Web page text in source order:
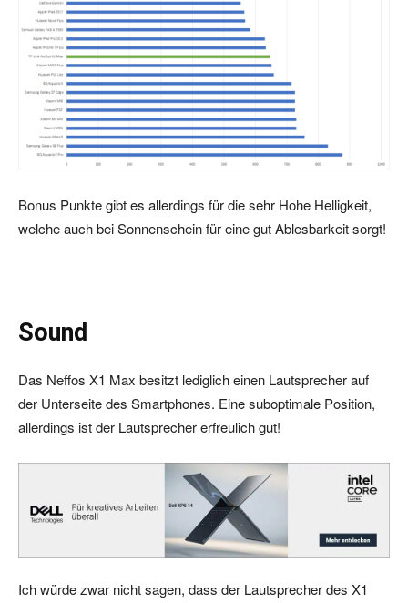
Bonus Punkte gibt es allerdings für die sehr Hohe Helligkeit,
welche auch bei Sonnenschein für eine gut Ablesbarkeit sorgt!
Sound
Das Neffos X1 Max besitzt lediglich einen Lautsprecher auf
der Unterseite des Smartphones. Eine suboptimale Position,
allerdings ist der Lautsprecher erfreulich gut!
Ich würde zwar nicht sagen, dass der Lautsprecher des X1